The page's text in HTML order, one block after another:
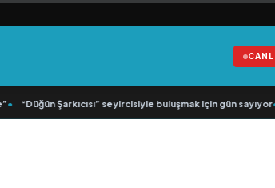
“Düğün Şarkıcısı” seyircisiyle buluşmak için gün sayıyor•